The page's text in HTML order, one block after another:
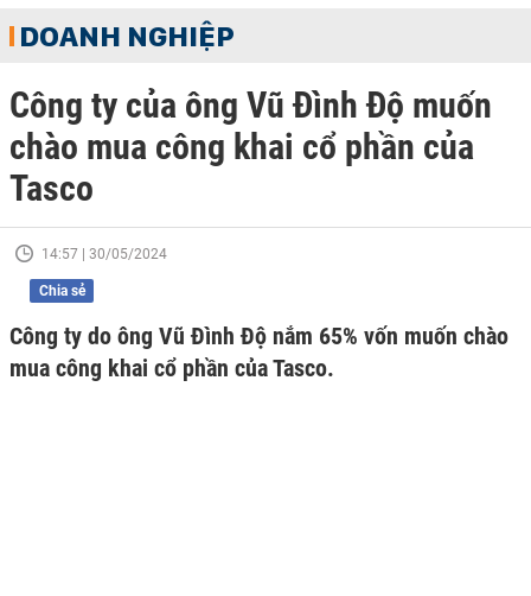
DOANH NGHIỆP
Công ty của ông Vũ Đình Độ muốn
chào mua công khai cổ phần của
Tasco
14:57 | 30/05/2024
Chia sẻ
Công ty do ông Vũ Đình Độ nắm 65% vốn muốn chào
mua công khai cổ phần của Tasco.